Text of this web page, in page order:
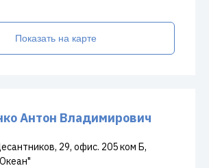
Показать на карте
Антон Владимирович
29, офис. 205 ком Б,